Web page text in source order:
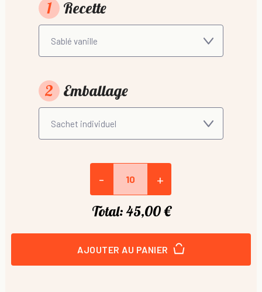
1 Recette
2 Emballage
- +
Total:45,00 €
AJOUTER AU PANIER